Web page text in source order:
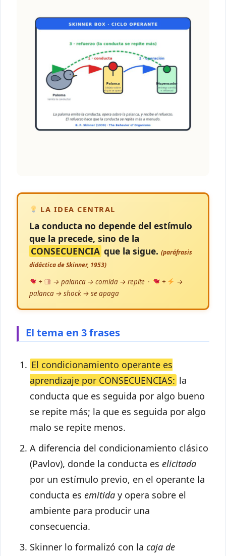
LA IDEA CENTRAL
La conducta no depende del estímulo
que la precede, sino de la
CONSECUENCIA que la sigue. (paráfrasis
didáctica de Skinner, 1953)
+ → palanca → comida → repite · +
→
palanca → shock → se apaga
El tema en 3 frases
El condicionamiento operante es
aprendizaje por CONSECUENCIAS: la
conducta que es seguida por algo bueno
se repite más; la que es seguida por algo
malo se repite menos.
A diferencia del condicionamiento clásico
(Pavlov), donde la conducta es elicitada
por un estímulo previo, en el operante la
conducta es emitida y opera sobre el
ambiente para producir una
consecuencia.
Skinner lo formalizó con la caja de